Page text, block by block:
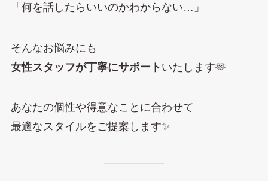
「何を話したらいいのかわからない…」
そんなお悩みにも
女性スタッフが丁寧にサポート いたします🫶
あなたの個性や得意なことに合わせて
最適なスタイルをご提案します✨